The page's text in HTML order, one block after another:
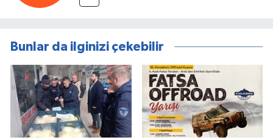
Bunlar da ilginizi çekebilir